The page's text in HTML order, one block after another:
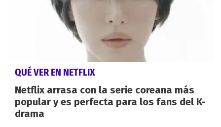
QUÉ VER EN NETFLIX
Netflix arrasa con la serie coreana más
popular y es perfecta para los fans del K-
drama